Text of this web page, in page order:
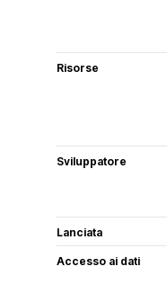
Risorse
Sviluppatore
Lanciata
Accesso ai dati